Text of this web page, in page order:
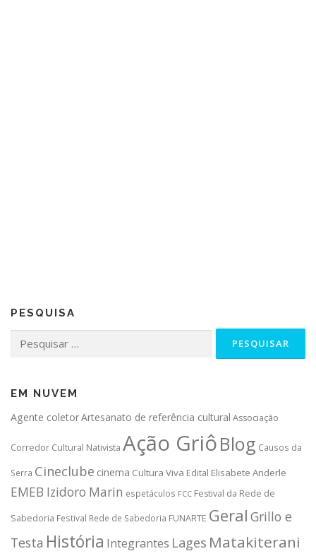
PESQUISA
por:
EM NUVEM
Agente coletorArtesanato de referência cultural Associação
Corredor Cultural Nativista Ação GriôBlog Causos da
Serra Cineclube cinema Cultura Viva Edital Elisabete Anderle
EMEB Izidoro Marin espetáculos FCC Festival da Rede de
Sabedoria Festival Rede de Sabedoria FUNARTE Geral Grillo e
Testa História Integrantes Lages Matakiterani